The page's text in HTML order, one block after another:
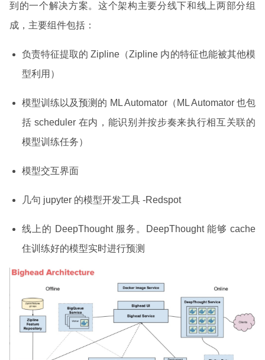
到的一个解决方案。这个架构主要分线下和线上两部分组
成，主要组件包括：
负责特征提取的 Zipline（Zipline 内的特征也能被其他模
型利用）
模型训练以及预测的 ML Automator（ML Automator 也包
括 scheduler 在内，能识别并按步奏来执行相互关联的
模型训练任务）
模型交互界面
几句 jupyter 的模型开发工具 -Redspot
线上的 DeepThought 服务。DeepThought 能够 cache
住训练好的模型实时进行预测